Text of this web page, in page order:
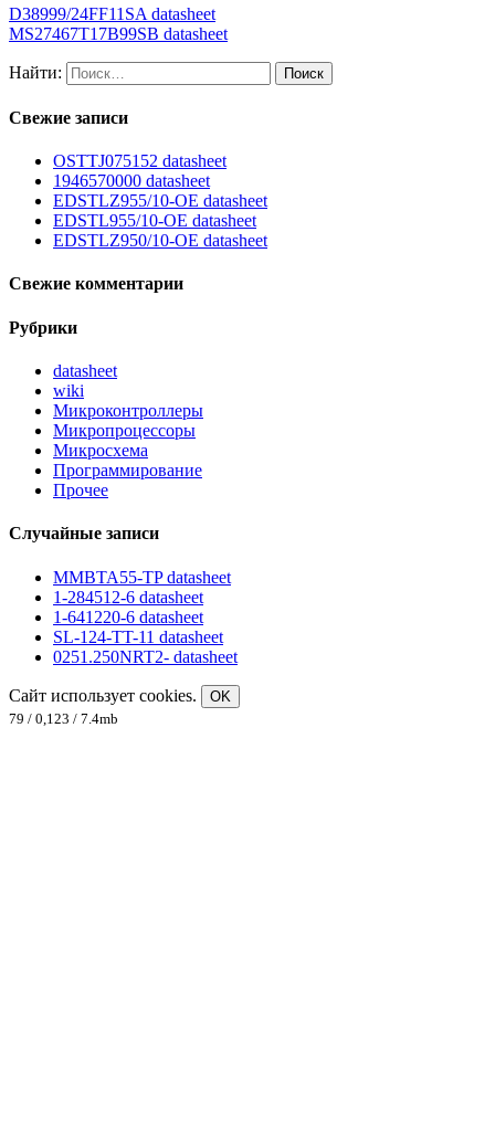
D38999/24FF11SA datasheet
MS27467T17B99SB datasheet
Найти:
Свежие записи
OSTTJ075152 datasheet
1946570000 datasheet
EDSTLZ955/10-OE datasheet
EDSTL955/10-OE datasheet
EDSTLZ950/10-OE datasheet
Свежие комментарии
Рубрики
datasheet
wiki
Микроконтроллеры
Микропроцессоры
Микросхема
Программирование
Прочее
Случайные записи
MMBTA55-TP datasheet
1-284512-6 datasheet
1-641220-6 datasheet
SL-124-TT-11 datasheet
0251.250NRT2- datasheet
Сайт использует cookies.
OK
79 / 0,123 / 7.4mb